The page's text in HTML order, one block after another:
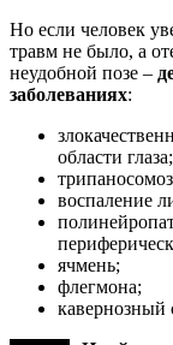
Но если человек
травм не было, а
неудобной позе –
заболеваниях:
области глаза;
воспаление
ячмень;
флегмона;
кавернозный